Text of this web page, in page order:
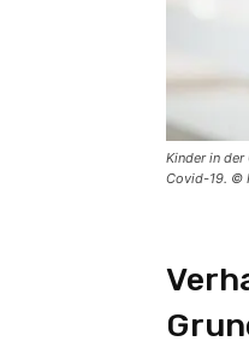
Kinder in der
Covid-19. ©